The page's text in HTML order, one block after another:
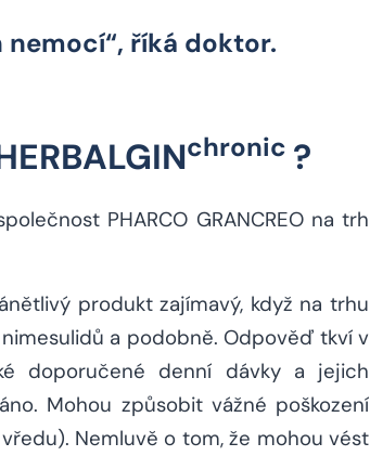
nemocí“, říká doktor.
chronic ?
PHARCO GRANCREO na trh
produkt zajímavý, když na trhu
a podobně. Odpověď tkví v
doporučené denní dávky a jejich
Mohou způsobit vážné poškození
Nemluvě o tom, že mohou vést